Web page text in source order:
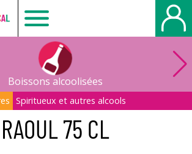
Le
producteur
local
-
Boissons alcoolisées
Spiritueux et autres alcools
RAOUL 75 CL